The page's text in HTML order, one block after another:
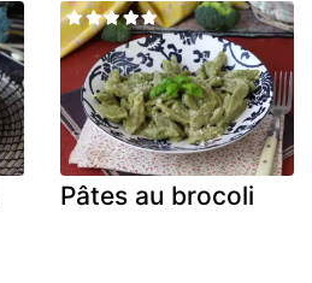
Pâtes au brocoli